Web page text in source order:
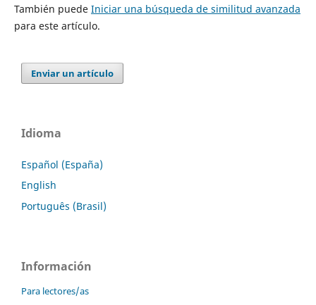
También puede Iniciar una búsqueda de similitud avanzada
para este artículo.
Enviar un artículo
Idioma
Español (España)
English
Português (Brasil)
Información
Para lectores/as